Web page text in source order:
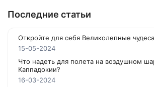
Последние статьи
Откройте для себя Великолепные
15-05-2024
Что надеть для полета на воздушном
Каппадокии?
16-03-2024